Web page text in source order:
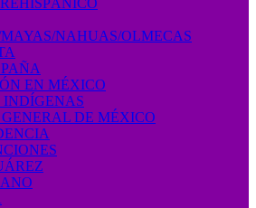
NAHUAS/OLMECAS
EN MÉXICO
DE MÉXICO